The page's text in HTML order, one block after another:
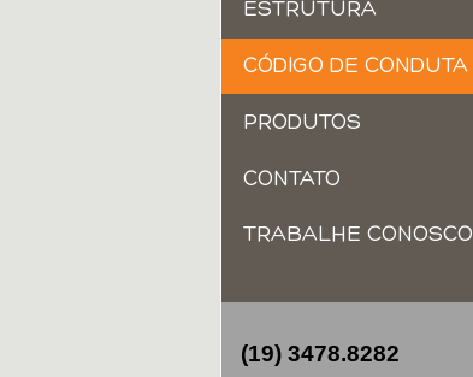
ESTRUTURA
CÓDIGO DE CONDUTA
PRODUTOS
CONTATO
TRABALHE CONOSCO
(19) 3478.8282